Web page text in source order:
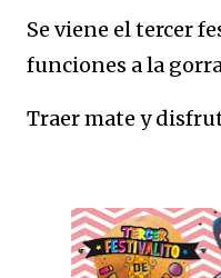
Se viene el tercer
funciones a la
Traer mate y